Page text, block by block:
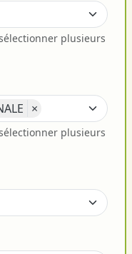
plusieurs
×
plusieurs